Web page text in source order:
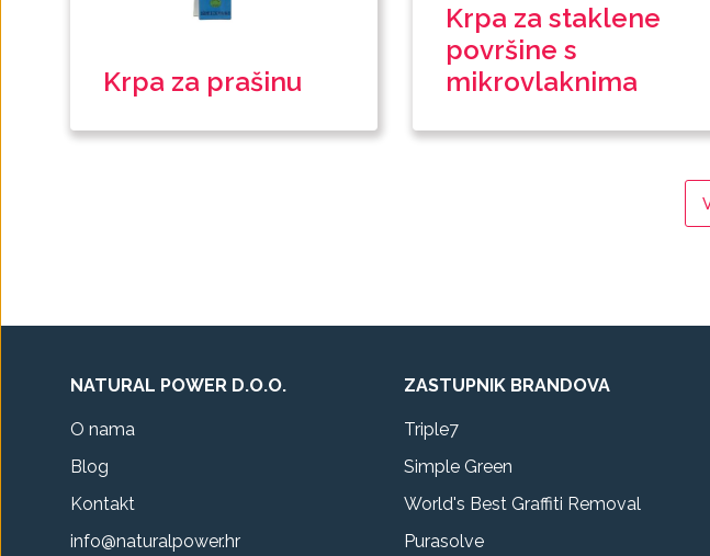
Krpa za prašinu
Krpa za staklene
površine s
mikrovlaknima
NATURAL POWER D.O.O.
O nama
Blog
Kontakt
info@naturalpower.hr
ZASTUPNIK BRANDOVA
Triple7
Simple Green
World's Best Graffiti Removal
Purasolve